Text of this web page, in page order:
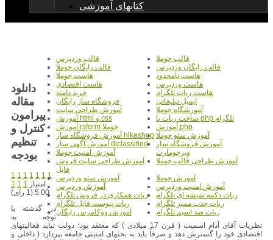
کتابهای آموزشی
قالب جوملا
قالب وردپرس
قالب رایگان وردپرس
قالب رایگان جوملا
هاست نامحدود
هاست جوملا
هاست وردپرس
هاست اقتصادی
هاست ربات تلگرام
خرید دامنه
ایمیل تبلیغاتی
فروشگاه ساز رایگان
آموزشگاه جوملا
آموزش طراحی سایت
ساخت ربات با php تلگرام
آموزش html و css
آموزش php
آموزش rsform جوملا
آموزش سئو جوملا آموزش فروشگاه ساز hikashop
آموزش فروشگاه ساز
ویرچومارت
آموزش آگهی ساز djclassified
آموزش امنیت جوملا
آموزش طراحی قالب جوملا
آموزش طراحی سایت فروش
فایل
آموزش جوملا
آموزش سئو وردپرس
آموزش امنیت وردپرس
آموزش وردپرس
ربات دکمه شیشه ای تلگرام
ربات همکاری در فروش تلگرام
ربات جذب ممبر تلگرام
ربات پیوست فایل تلگرام
ربات ضد اسپم تلگرام
آموزش ووکامرس رایگان
دانلود
مقاله
پیرامون
کنترل و
تنظیم
بودجه
1 1 1 1 1 1 1
1 1 1 امتیاز
5.00 (1 رای)
در گذشته با
توجه به
نظریات آقای آدام اسمیت ( قرن 17 میلادی ) که معتقد بود؛ دولت نباید فعالیتهای
اقتصادی خود را گسترش دهد و صرفاً باید به بحثهای امنیتی جامعه بپردازد ( داخلی و